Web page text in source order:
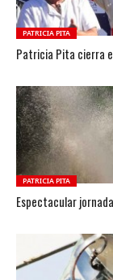
PATRICIA PITA
Patricia Pita cierra
PATRICIA PITA
Espectacular